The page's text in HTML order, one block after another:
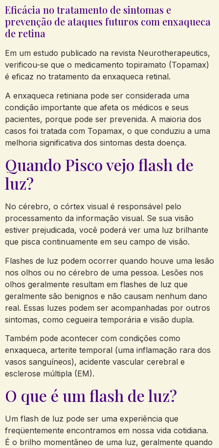
Eficácia no tratamento de sintomas e
prevenção de ataques futuros com enxaqueca
de retina
Em um estudo publicado na revista Neurotherapeutics,
verificou-se que o medicamento topiramato (Topamax)
é eficaz no tratamento da enxaqueca retinal.
A enxaqueca retiniana pode ser considerada uma
condição importante que afeta os médicos e seus
pacientes, porque pode ser prevenida. A maioria dos
casos foi tratada com Topamax, o que conduziu a uma
melhoria significativa dos sintomas desta doença.
Quando Pisco vejo flash de
luz?
No cérebro, o córtex visual é responsável pelo
processamento da informação visual. Se sua visão
estiver prejudicada, você poderá ver uma luz brilhante
que pisca continuamente em seu campo de visão.
Flashes de luz podem ocorrer quando houve uma lesão
nos olhos ou no cérebro de uma pessoa. Lesões nos
olhos geralmente resultam em flashes de luz que
geralmente são benignos e não causam nenhum dano
real. Essas luzes podem ser acompanhadas por outros
sintomas, como cegueira temporária e visão dupla.
Também pode acontecer com condições como
enxaqueca, arterite temporal (uma inflamação rara dos
vasos sanguíneos), acidente vascular cerebral e
esclerose múltipla (EM).
O que é um flash de luz?
Um flash de luz pode ser uma experiência que
freqüentemente encontramos em nossa vida cotidiana.
É o brilho momentâneo de uma luz, geralmente quando